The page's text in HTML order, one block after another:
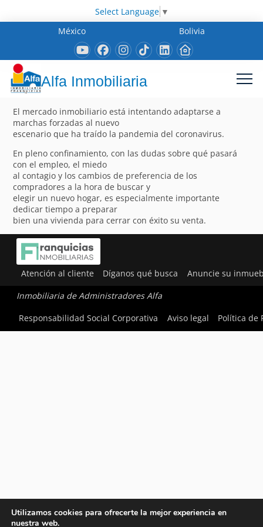
Select Language ▼
México
Bolivia
Alfa Inmobiliaria
El mercado inmobiliario está intentando adaptarse a
marchas forzadas al nuevo
escenario que ha traído la pandemia del coronavirus.
En pleno confinamiento, con las dudas sobre qué pasará
con el empleo, el miedo
al contagio y los cambios de preferencia de los
compradores a la hora de buscar y
elegir un nuevo hogar, es especialmente importante
dedicar tiempo a preparar
bien una vivienda para cerrar con éxito su venta.
Atención al cliente Díganos qué busca Anuncie su
Inmobiliaria de Administradores Alfa
Responsabilidad Social Corporativa
Aviso legal Política de
Utilizamos cookies para ofrecerte la mejor experiencia en
nuestra web.